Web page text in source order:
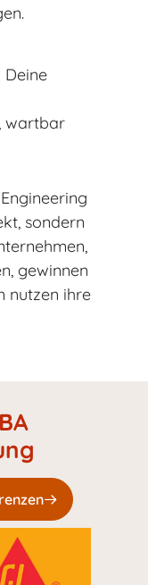
Deine
wartbar
sondern
gewinnen
nutzen ihre